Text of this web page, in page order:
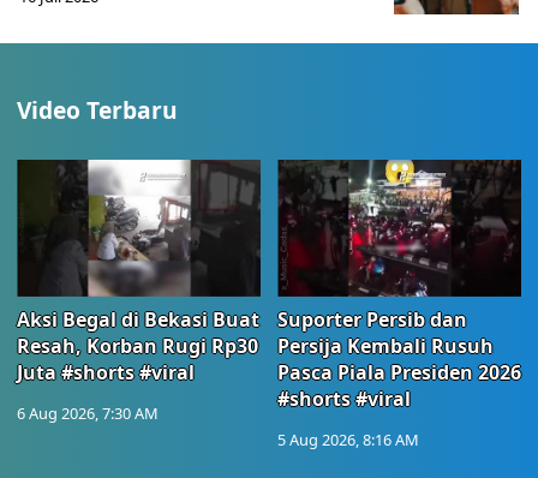
Video Terbaru
Aksi Begal di Bekasi Buat
Resah, Korban Rugi Rp30
Juta #shorts #viral
6 Aug 2026, 7:30 AM
Suporter Persib dan
Persija Kembali Rusuh
Pasca Piala Presiden 2026
#shorts #viral
5 Aug 2026, 8:16 AM